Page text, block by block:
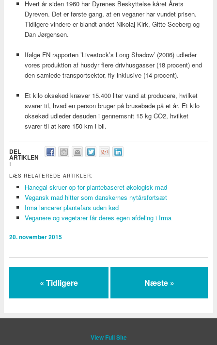
Hvert år siden 1960 har Dyrenes Beskyttelse kåret Årets
Dyreven. Det er første gang, at en veganer har vundet prisen.
Tidligere vindere er blandt andet Nikolaj Kirk, Gitte Seeberg og
Dan Jørgensen.
Ifølge FN rapporten ’Livestock’s Long Shadow’ (2006) udleder
vores produktion af husdyr flere drivhusgasser (18 procent) end
den samlede transportsektor, fly inklusive (14 procent).
Et kilo oksekød kræver 15.400 liter vand at producere, hvilket
svarer til, hvad en person bruger på brusebade på et år. Et kilo
oksekød udleder desuden i gennemsnit 15 kg CO2, hvilket
svarer til at køre 150 km i bil.
DEL
ARTIKLEN
:
LÆS RELATEREDE ARTIKLER:
Hanegal skruer op for plantebaseret økologisk mad
Vegansk mad hitter som danskernes nytårsfortsæt
Irma lancerer plantefars uden kød
Veganere og vegetarer får deres egen afdeling i Irma
20. november 2015
« Tidligere Næste »
View Full Site